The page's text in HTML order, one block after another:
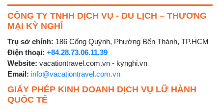
CÔNG TY TNHH DỊCH VỤ - DU LỊCH – THƯƠNG
MẠI KỲ NGHỈ
Trụ sở chính: 186 Cống Quỳnh, Phường Bến Thành, TP.HCM
Điện thoại: +84.28.73.06.11.39
Website: vacationtravel.com.vn - kynghi.vn
Email: info@vacationtravel.com.vn
GIẤY PHÉP KINH DOANH DỊCH VỤ LỮ HÀNH
QUỐC TẾ